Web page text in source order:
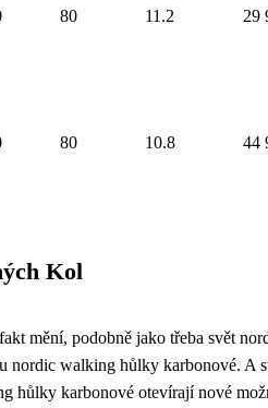
80 11.2 29
80 10.8 44
Kol
mění, podobně jako třeba svět
nordic walking hůlky karbonové. A
hůlky karbonové otevírají nové